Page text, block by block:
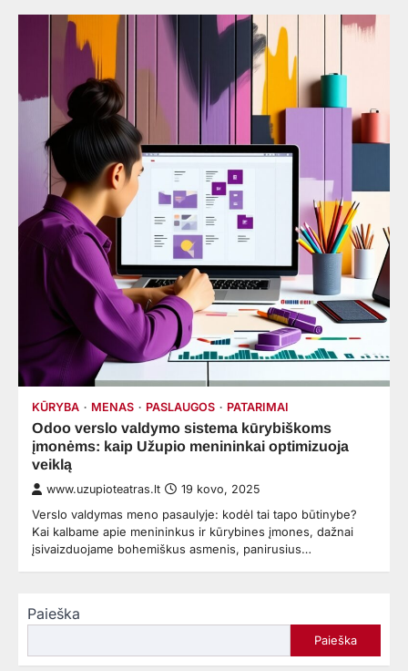
KŪRYBA MENAS PASLAUGOS PATARIMAI
Odoo verslo valdymo sistema kūrybiškoms
įmonėms: kaip Užupio menininkai optimizuoja
veiklą
www.uzupioteatras.lt 19 kovo, 2025
Verslo valdymas meno pasaulyje: kodėl tai tapo būtinybe?
Kai kalbame apie menininkus ir kūrybines įmones, dažnai
įsivaizduojame bohemiškus asmenis, panirusius…
Paieška
Paieška